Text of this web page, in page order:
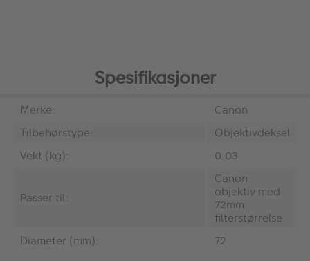
Spesifikasjoner
Merke:
Canon
Tilbehørstype:
Objektivdeksel
Vekt (kg):
0.03
Passer til:
Canon
objektiv med
72mm
filterstørrelse
Diameter (mm):
72